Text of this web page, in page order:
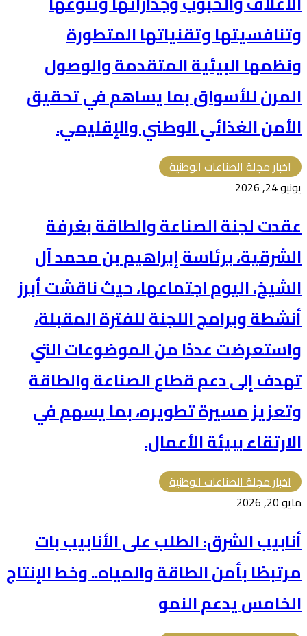
وتنافسيتها وتقنياتها المتطورة
ونظمها البيئية المتقدمة والوصول
المرن للأسواق بما يساهم في تحقيق
الأمن الغذائي الوطني والإقليمي.
اخبار مجلة الصناعات الوطنية
يونيو 24, 2026
عقدت لجنة الصناعة والطاقة بغرفة
الشرقية، برئاسة إبراهيم بن محمد آل
الشيخ، اليوم اجتماعها، حيث ناقشت أبرز
أنشطة وبرامج اللجنة للفترة المقبلة،
واستعرضت عددًا من الموضوعات التي
تهدف إلى دعم قطاع الصناعة والطاقة
وتعزيز مسيرة تطويره، بما يسهم في
الارتقاء ببيئة الأعمال.
اخبار مجلة الصناعات الوطنية
مايو 20, 2026
أنابيب الشرق: الطلب على الأنابيب بات
مرتبطًا بأمن الطاقة والمياه.. وخط الإنتاج
الخامس يدعم النمو